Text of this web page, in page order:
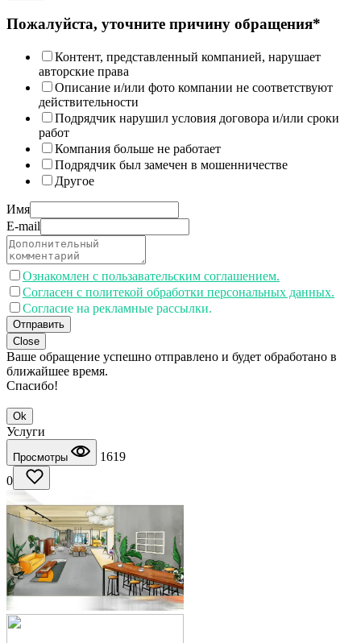
Пожалуйста, уточните причину обращения*
Контент, представленный компанией, нарушает
авторские права
Описание и/или фото компании не соответствуют
действительности
Подрядчик нарушил условия договора и/или сроки
работ
Компания больше не работает
Подрядчик был замечен в мошенничестве
Другое
Имя
E-mail
Ознакомлен с пользавательским соглашением.
Согласен с политекой обработки персональных данных.
Согласие на рекламные рассылки.
Отправить
Close
Ваше обращение успешно отправлено и будет обработано в
ближайшее время.
Спасибо!
Ok
Услуги
Просмотры
1619
0